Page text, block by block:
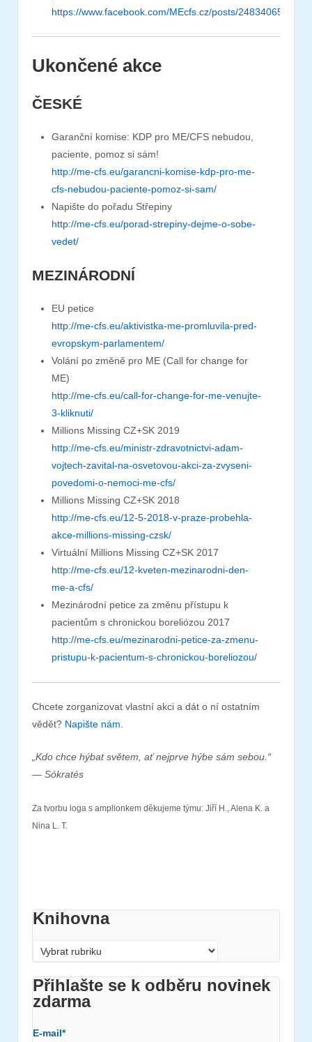
https://www.facebook.com/MEcfs.cz/posts/
Ukončené akce
ČESKÉ
Garanční komise: KDP pro ME/CFS nebudou,
paciente, pomoz si sám!
http://me-cfs.eu/garancni-komise-kdp-pro-me-
cfs-nebudou-paciente-pomoz-si-sam/
Napište do pořadu Střepiny
http://me-cfs.eu/porad-strepiny-dejme-o-sobe-
vedet/
MEZINÁRODNÍ
EU petice
http://me-cfs.eu/aktivistka-me-promluvila-pred-
evropskym-parlamentem/
Volání po změně pro ME (Call for change for
ME)
http://me-cfs.eu/call-for-change-for-me-venujte-
3-kliknuti/
Millions Missing CZ+SK 2019
http://me-cfs.eu/ministr-zdravotnictvi-adam-
vojtech-zavital-na-osvetovou-akci-za-zvyseni-
povedomi-o-nemoci-me-cfs/
Millions Missing CZ+SK 2018
http://me-cfs.eu/12-5-2018-v-praze-probehla-
akce-millions-missing-czsk/
Virtuální Millions Missing CZ+SK 2017
http://me-cfs.eu/12-kveten-mezinarodni-den-
me-a-cfs/
Mezinárodní petice za změnu přístupu k
pacientům s chronickou boreliózou 2017
http://me-cfs.eu/mezinarodni-petice-za-zmenu-
pristupu-k-pacientum-s-chronickou-boreliozou/
Chcete zorganizovat vlastní akci a dát o ní ostatním
vědět? Napište nám
„Kdo chce hýbat světem, ať nejprve hýbe sám sebou.“
— Sókratés
Za tvorbu loga s amplionkem děkujeme týmu: Jiří H., Alena K. a
Nina L. T.
Knihovna
Knihovna
Přihlašte se k odběru novinek
zdarma
E-mail*